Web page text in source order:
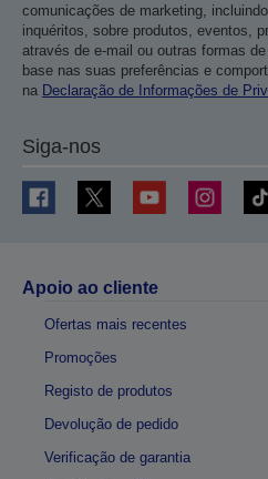
comunicações de marketing,
inquéritos, sobre produtos, eventos,
através de e-mail ou outras formas
base nas suas preferências e
na Declaração de Informações de
Siga-nos
Apoio ao cliente
Ofertas mais recentes
Promoções
Registo de produtos
Devolução de pedido
Verificação de garantia